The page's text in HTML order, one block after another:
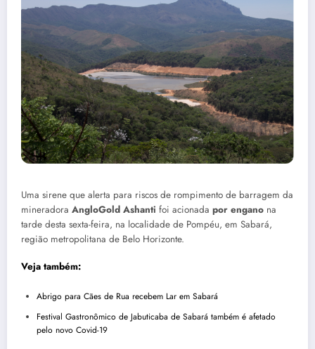
Uma sirene que alerta para riscos de rompimento de barragem da
mineradora AngloGold Ashanti foi acionada por engano na
tarde desta sexta-feira, na localidade de Pompéu, em Sabará,
região metropolitana de Belo Horizonte.
Veja também:
Abrigo para Cães de Rua recebem Lar em Sabará
Festival Gastronômico de Jabuticaba de Sabará também é afetado
pelo novo Covid-19